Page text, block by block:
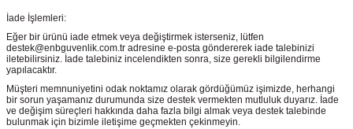
İade İşlemleri:
Eğer bir ürünü iade etmek veya değiştirmek isterseniz, lütfen
destek@enbguvenlik.com.tr adresine e-posta göndererek iade talebinizi
iletebilirsiniz. İade talebiniz incelendikten sonra, size gerekli bilgilendirme
yapılacaktır.
Müşteri memnuniyetini odak noktamız olarak gördüğümüz işimizde, herhangi
bir sorun yaşamanız durumunda size destek vermekten mutluluk duyarız. İade
ve değişim süreçleri hakkında daha fazla bilgi almak veya destek talebinde
bulunmak için bizimle iletişime geçmekten çekinmeyin.